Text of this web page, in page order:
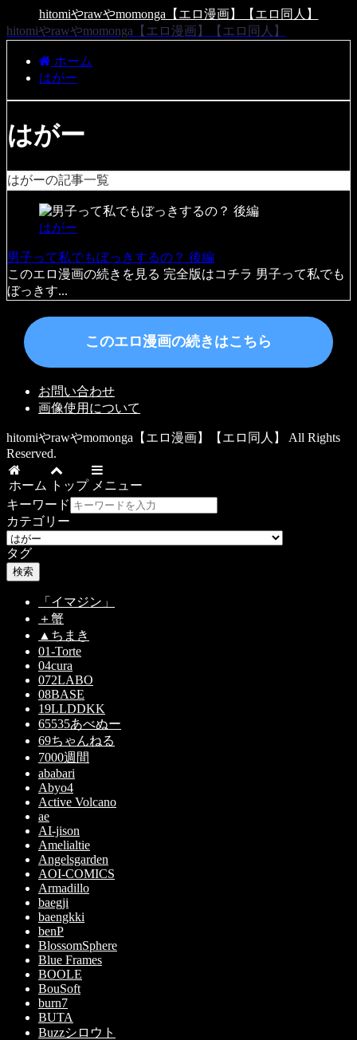
hitomiやrawやmomonga【エロ漫画】【エロ同人】
hitomiやrawやmomonga【エロ漫画】【エロ同人】
ホーム
はがー
はがー
はがーの記事一覧
はがー
男子って私でもぼっきするの？ 後編
このエロ漫画の続きを見る 完全版はコチラ 男子って私でも
ぼっきす...
このエロ漫画の続きはこちら
お問い合わせ
画像使用について
hitomiやrawやmomonga【エロ漫画】【エロ同人】 All Rights
Reserved.
ホーム トップ メニュー
キーワード
カテゴリー
タグ
検索
「イマジン」
＋蟹
▲ちまき
01-Torte
04cura
072LABO
08BASE
19LLDDKK
65535あべぬー
69ちゃんねる
7000週間
ababari
Abyo4
Active Volcano
ae
AI-jison
Amelialtie
Angelsgarden
AOI-COMICS
Armadillo
baegji
baengkki
benP
BlossomSphere
Blue Frames
BOOLE
BouSoft
burn7
BUTA
Buzzシロウト